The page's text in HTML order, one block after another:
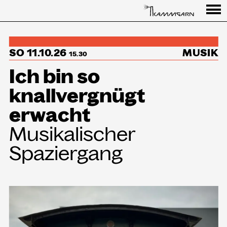
Programm
↳Summer Sessions
Besuch
Ausstellungen
Über uns
Haus
Partner
Aktuelles
SO 11.10.26 15.30 MUSIK
Ich bin so
knallvergnügt
erwacht
Musikalischer
Spaziergang